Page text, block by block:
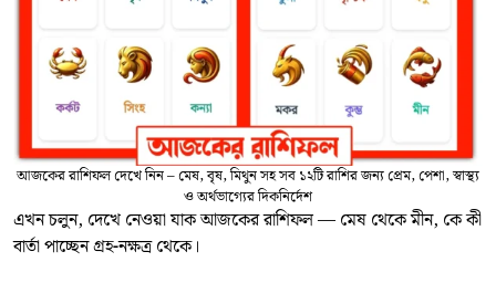
আজকের রাশিফল দেখে নিন – মেষ, বৃষ, মিথুন সহ সব ১২টি রাশির জন্য প্রেম, পেশা, স্বাস্থ্য
ও অর্থভাগ্যের দিকনির্দেশ
এখন চলুন, দেখে নেওয়া যাক আজকের রাশিফল — মেষ থেকে মীন, কে কী
বার্তা পাচ্ছেন গ্রহ-নক্ষত্র থেকে।